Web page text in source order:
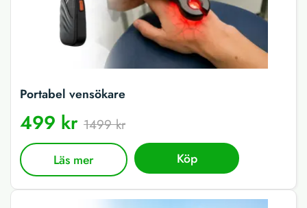
Portabel vensökare
499 kr 1499 kr
Läs mer Köp